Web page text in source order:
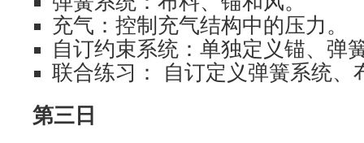
充气：控制充气结构中的压力。
自订约束系统：单独定义锚、弹
联合练习： 自订定义弹簧系统、
第三日